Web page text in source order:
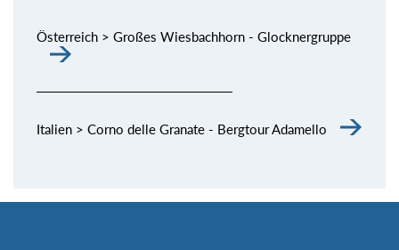
Österreich > Großes Wiesbachhorn - Glocknergruppe
Italien > Corno delle Granate - Bergtour Adamello